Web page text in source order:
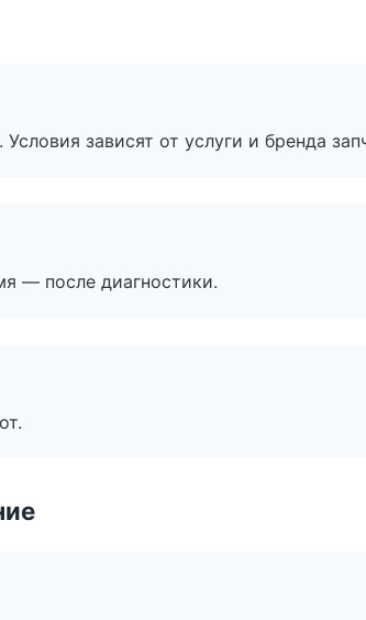
зависят от услуги и бренда
— после диагностики.